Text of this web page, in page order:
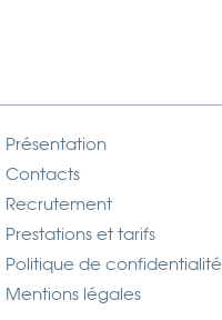
Présentation
Contacts
Recrutement
Prestations et tarifs
Politique de confidentialité
Mentions légales